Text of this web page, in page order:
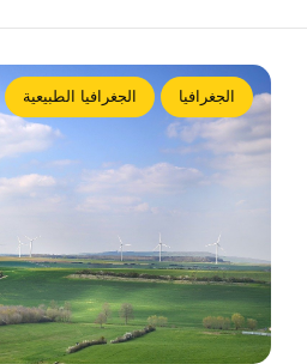
الجغرافيا الجغرافيا الطبيعية